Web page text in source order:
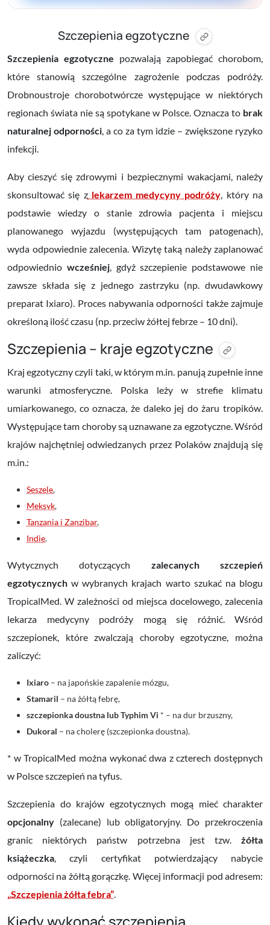
Szczepienia egzotyczne
Szczepienia egzotyczne pozwalają zapobiegać chorobom,
które stanowią szczególne zagrożenie podczas podróży.
Drobnoustroje chorobotwórcze występujące w niektórych
regionach świata nie są spotykane w Polsce. Oznacza to brak
naturalnej odporności, a co za tym idzie – zwiększone ryzyko
infekcji.
Aby cieszyć się zdrowymi i bezpiecznymi wakacjami, należy
skonsultować się zlekarzem medycyny podróży, który na
podstawie wiedzy o stanie zdrowia pacjenta i miejscu
planowanego wyjazdu (występujących tam patogenach),
wyda odpowiednie zalecenia. Wizytę taką należy zaplanować
odpowiednio wcześniej, gdyż szczepienie podstawowe nie
zawsze składa się z jednego zastrzyku (np. dwudawkowy
preparat Ixiaro). Proces nabywania odporności także zajmuje
określoną ilość czasu (np. przeciw żółtej febrze – 10 dni).
Szczepienia – kraje egzotyczne
Kraj egzotyczny czyli taki, w którym m.in. panują zupełnie inne
warunki atmosferyczne. Polska leży w strefie klimatu
umiarkowanego, co oznacza, że daleko jej do żaru tropików.
Występujące tam choroby są uznawane za egzotyczne. Wśród
krajów najchętniej odwiedzanych przez Polaków znajdują się
m.in.:
Seszele,
Meksyk,
Tanzania i Zanzibar,
Indie.
Wytycznych dotyczących zalecanych szczepień
egzotycznychw wybranych krajach warto szukać na blogu
TropicalMed. W zależności od miejsca docelowego, zalecenia
lekarza medycyny podróży mogą się różnić. Wśród
szczepionek, które zwalczają choroby egzotyczne, można
zaliczyć:
Ixiaro – na japońskie zapalenie mózgu,
Stamaril – na żółtą febrę,
szczepionka doustna lub Typhim Vi * – na dur brzuszny,
Dukoral – na cholerę (szczepionka doustna).
* w TropicalMed można wykonać dwa z czterech dostępnych
w Polsce szczepień na tyfus.
Szczepienia do krajów egzotycznych mogą mieć charakter
opcjonalny (zalecane) lub obligatoryjny. Do przekroczenia
granic niektórych państw potrzebna jest tzw. żółta
książeczka, czyli certyfikat potwierdzający nabycie
odporności na żółtą gorączkę. Więcej informacji pod adresem:
„Szczepienia żółta febra”.